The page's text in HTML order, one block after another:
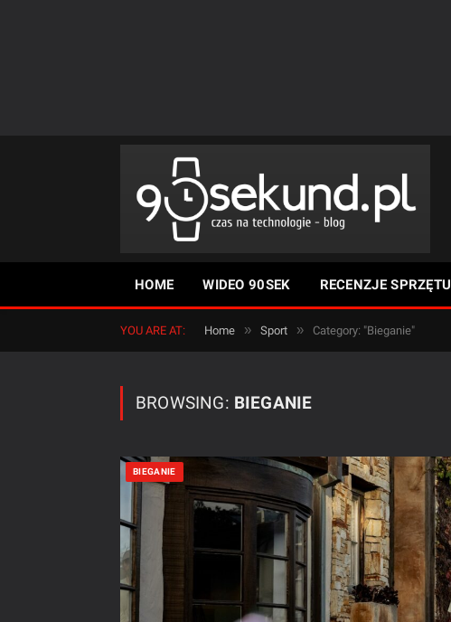
HOME WIDEO 90SEK RECENZJE SPRZĘTU
YOU ARE AT: Home » Sport » Category: "Bieganie"
BROWSING: BIEGANIE
BIEGANIE